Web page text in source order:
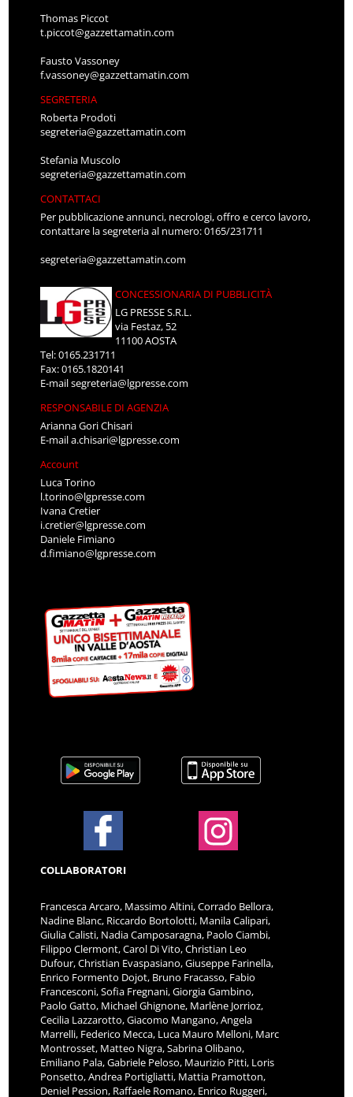
Thomas Piccot
t.piccot@gazzettamatin.com
Fausto Vassoney
f.vassoney@gazzettamatin.com
SEGRETERIA
Roberta Prodoti
segreteria@gazzettamatin.com
Stefania Muscolo
segreteria@gazzettamatin.com
CONTATTACI
Per pubblicazione annunci, necrologi, offro e cerco lavoro,
contattare la segreteria al numero: 0165/231711
segreteria@gazzettamatin.com
CONCESSIONARIA DI PUBBLICITÀ
LG PRESSE S.R.L.
via Festaz, 52
11100 AOSTA
Tel: 0165.231711
Fax: 0165.1820141
E-mailsegreteria@lgpresse.com
RESPONSABILE DI AGENZIA
Arianna Gori Chisari
E-maila.chisari@lgpresse.com
Account
Luca Torino
l.torino@lgpresse.com
Ivana Cretier
i.cretier@lgpresse.com
Daniele Fimiano
d.fimiano@lgpresse.com
COLLABORATORI
Francesca Arcaro, Massimo Altini, Corrado Bellora,
Nadine Blanc, Riccardo Bortolotti, Manila Calipari,
Giulia Calisti, Nadia Camposaragna, Paolo Ciambi,
Filippo Clermont, Carol Di Vito, Christian Leo
Dufour, Christian Evaspasiano, Giuseppe Farinella,
Enrico Formento Dojot, Bruno Fracasso, Fabio
Francesconi, Sofia Fregnani, Giorgia Gambino,
Paolo Gatto, Michael Ghignone, Marlène Jorrioz,
Cecilia Lazzarotto, Giacomo Mangano, Angela
Marrelli, Federico Mecca, Luca Mauro Melloni, Marc
Montrosset, Matteo Nigra, Sabrina Olibano,
Emiliano Pala, Gabriele Peloso, Maurizio Pitti, Loris
Ponsetto, Andrea Portigliatti, Mattia Pramotton,
Deniel Pession, Raffaele Romano, Enrico Ruggeri,